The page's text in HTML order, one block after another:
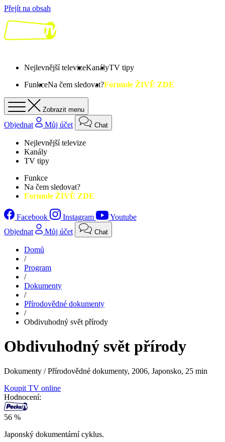
Přejít na obsah
Nejlevnější televizeKanályTV tipy
FunkceNa čem sledovat?Formule ŽIVĚ ZDE
Zobrazit menu
Objednat Můj účet Chat
Nejlevnější televize
Kanály
TV tipy
Funkce
Na čem sledovat?
Formule ŽIVĚ ZDE
Facebook Instagram
Youtube
Objednat
Můj účet Chat
Domů
/
Program
/
Dokumenty
/
Přírodovědné dokumenty
/
Obdivuhodný svět přírody
Obdivuhodný svět přírody
Dokumenty / Přírodovědné dokumenty, 2006, Japonsko, 25 min
Koupit TV online
Hodnocení:
56 %
Japonský dokumentární cyklus.